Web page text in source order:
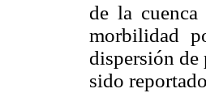
de la
morbilidad
dispersión de
sido